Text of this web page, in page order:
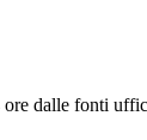
dalle fonti